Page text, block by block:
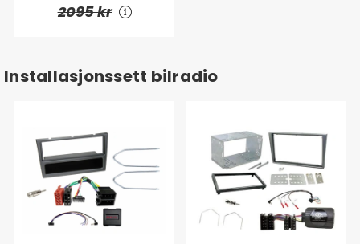
2095 kr
Installasjonssett bilradio